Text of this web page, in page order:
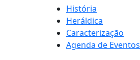
História
Heráldica
Caracterização
Agenda de Eventos